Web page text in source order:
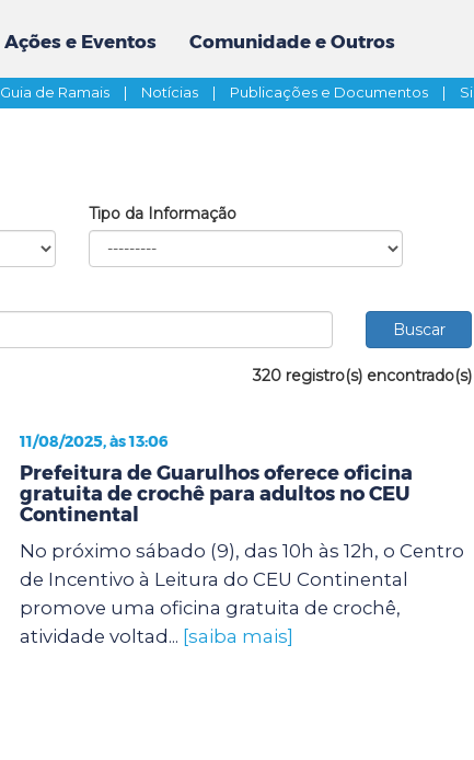
Ações e Eventos Comunidade e Outros
Guia de Ramais | Notícias | Publicações e Documentos |
Tipo da Informação
320 registro(s) encontrado(s)
11/08/2025, às 13:06
Prefeitura de Guarulhos oferece oficina
gratuita de crochê para adultos no CEU
Continental
No próximo sábado (9), das 10h às 12h, o Centro
de Incentivo à Leitura do CEU Continental
promove uma oficina gratuita de crochê,
atividade voltad... [saiba mais]